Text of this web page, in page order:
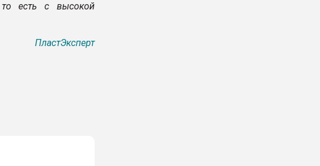
есть с высокой
ПластЭксперт